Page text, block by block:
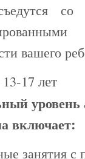
вашего
17 лет
включает:
занятия